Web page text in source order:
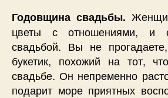
Годовщина свадьбы.
цветы с отношениями, и
свадьбой. Вы не
букетик, похожий на тот,
свадьбе. Он непременно
подарит море приятных